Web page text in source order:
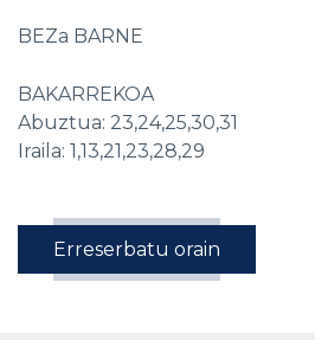
BEZa BARNE
BAKARREKOA
Abuztua: 23,24,25,30,31
Iraila: 1,13,21,23,28,29
Erreserbatu orain